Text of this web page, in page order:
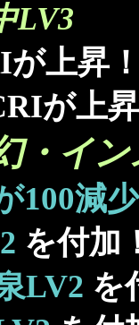
LV3
が上昇
が上
・イ
100減
を付加
LV2 を